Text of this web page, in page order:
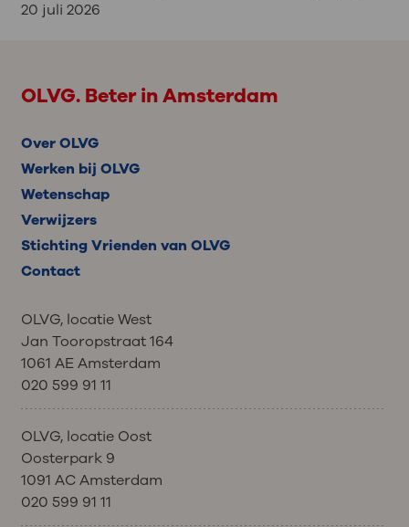
20 juli 2026
OLVG. Beter in Amsterdam
Over OLVG
Werken bij OLVG
Wetenschap
Verwijzers
Stichting Vrienden van OLVG
Contact
OLVG, locatie West
Jan Tooropstraat 164
1061 AE Amsterdam
020 599 91 11
OLVG, locatie Oost
Oosterpark 9
1091 AC Amsterdam
020 599 91 11